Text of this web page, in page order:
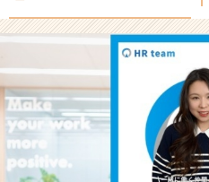
き
方・
社
紹
介！！
【株
式
会